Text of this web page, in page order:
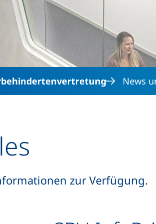
Direkt zum Inhalt
News
zur Verfügung.